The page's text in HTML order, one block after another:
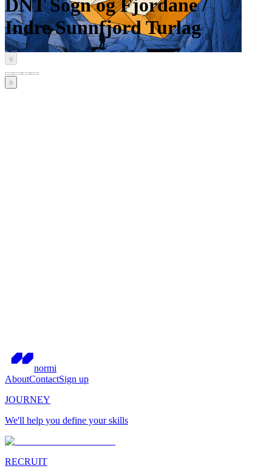
DNT Sogn og Fjordane /
Indre Sunnfjord Turlag
‹
›
normi
AboutContactSign up
JOURNEY
We'll help you define your skills
RECRUIT